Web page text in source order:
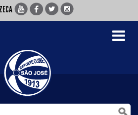
Toggle